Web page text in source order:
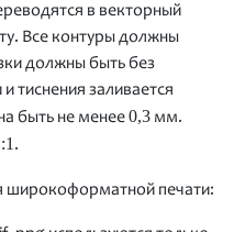
в векторный
Все контуры должны
должны быть без
тиснения заливается
быть не менее0,3 мм.
.
широкоформатной печати: